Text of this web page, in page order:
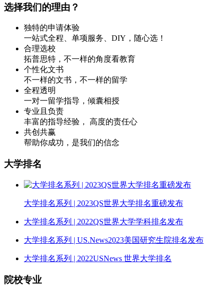
选择我们的理由？
独特的申请体验
一站式全程、单项服务、DIY，随心选！
合理选校
拓普思特，不一样的角度看教育
个性化文书
不一样的文书，不一样的留学
全程透明
一对一留学指导，倾囊相授
专业且负责
丰富的指导经验， 高度的责任心
共创共赢
帮助你成功，是我们的信念
大学排名
大学排名系列 | 2023QS世界大学排名重磅发布
大学排名系列 | 2022QS世界大学学科排名发布
大学排名系列 | US.News2023美国研究生院排名发布
大学排名系列 | 2022USNews 世界大学排名
院校专业